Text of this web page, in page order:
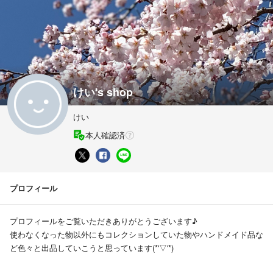
けい's shop
けい
本人確認済
プロフィール
プロフィールをご覧いただきありがとうございます♪
使わなくなった物以外にもコレクションしていた物やハンドメイド品な
ど色々と出品していこうと思っています(*'▽'*)